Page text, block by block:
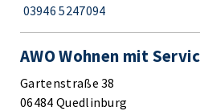
03946 5247094
AWO Wohnen mit
Gartenstraße 38
06484 Quedlinburg